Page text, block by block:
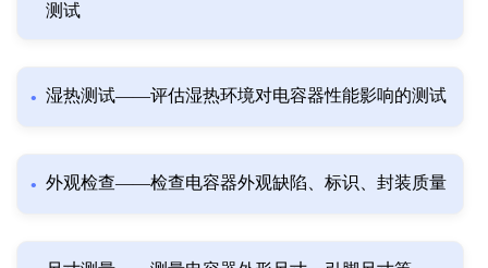
测试
湿热测试——评估湿热环境对电容器性能影响的测试
外观检查——检查电容器外观缺陷、标识、封装质量